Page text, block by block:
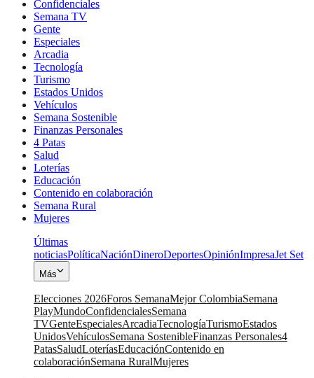
Confidenciales
Semana TV
Gente
Especiales
Arcadia
Tecnología
Turismo
Estados Unidos
Vehículos
Semana Sostenible
Finanzas Personales
4 Patas
Salud
Loterías
Educación
Contenido en colaboración
Semana Rural
Mujeres
Últimas
noticiasPolíticaNaciónDineroDeportesOpiniónImpresaJet Set
Más
Elecciones 2026Foros SemanaMejor ColombiaSemana
PlayMundoConfidencialesSemana
TVGenteEspecialesArcadiaTecnologíaTurismoEstados
UnidosVehículosSemana SostenibleFinanzas Personales4
PatasSaludLoteríasEducaciónContenido en
colaboraciónSemana RuralMujeres